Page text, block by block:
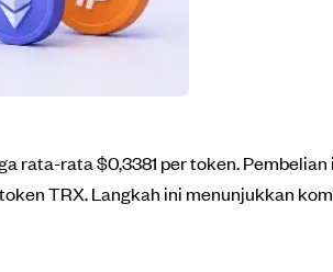
rata-rata $0,3381 per token.
TRX. Langkah ini menunjukkan